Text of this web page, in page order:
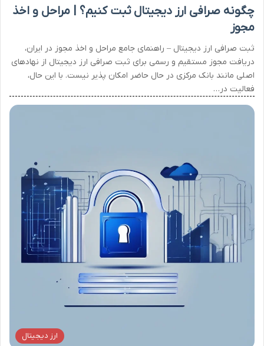
چگونه صرافی ارز دیجیتال ثبت کنیم؟ | مراحل و اخذ
مجوز
ثبت صرافی ارز دیجیتال – راهنمای جامع مراحل و اخذ مجوز در ایران،
دریافت مجوز مستقیم و رسمی برای ثبت صرافی ارز دیجیتال از نهادهای
اصلی مانند بانک مرکزی در حال حاضر امکان پذیر نیست. با این حال،
فعالیت در…
ارز دیجیتال